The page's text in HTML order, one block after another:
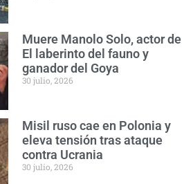
Muere Manolo Solo, actor de
El laberinto del fauno y
ganador del Goya
30 julio, 2026
Misil ruso cae en Polonia y
eleva tensión tras ataque
contra Ucrania
30 julio, 2026